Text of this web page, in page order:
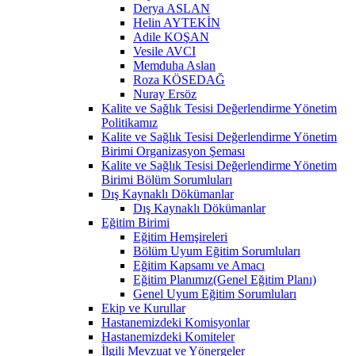
Derya ASLAN
Helin AYTEKİN
Adile KOŞAN
Vesile AVCI
Memduha Aslan
Roza KÖSEDAĞ
Nuray Ersöz
Kalite ve Sağlık Tesisi Değerlendirme Yönetim
Politikamız
Kalite ve Sağlık Tesisi Değerlendirme Yönetim
Birimi Organizasyon Şeması
Kalite ve Sağlık Tesisi Değerlendirme Yönetim
Birimi Bölüm Sorumluları
Dış Kaynaklı Dökümanlar
Dış Kaynaklı Dökümanlar
Eğitim Birimi
Eğitim Hemşireleri
Bölüm Uyum Eğitim Sorumluları
Eğitim Kapsamı ve Amacı
Eğitim Planımız(Genel Eğitim Planı)
Genel Uyum Eğitim Sorumluları
Ekip ve Kurullar
Hastanemizdeki Komisyonlar
Hastanemizdeki Komiteler
İlgili Mevzuat ve Yönergeler